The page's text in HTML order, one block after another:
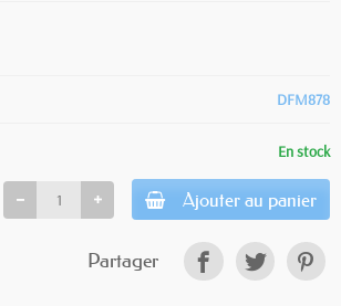
DFM878
En stock
Ajouter au panier
Partager